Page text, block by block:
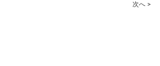
次へ >